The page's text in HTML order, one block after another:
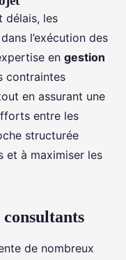
délais, les
l’exécution des
en gestion
contraintes
en assurant une
entre les
structurée
et à maximiser les
de nombreux